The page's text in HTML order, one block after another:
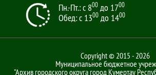
Пн.-Пт.: с 800 до 1700
Обед: с 1300 до 1400
Copyright © 2015 - 2026
Муниципальное бюджетное
"Архив городского округа город Кумертау